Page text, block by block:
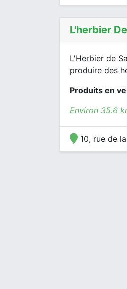
L'herbier
L'Herbier de
produire des
Produits en
Environ 35.6
10, rue de